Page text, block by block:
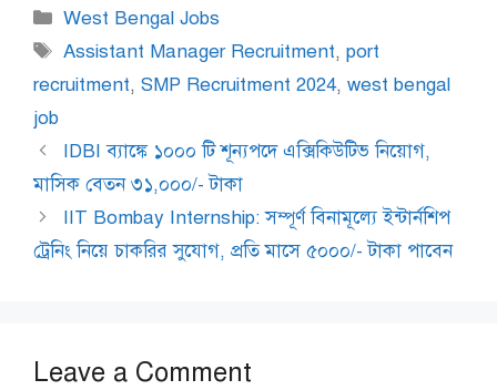
Categories
West Bengal Jobs
Tags
Assistant Manager Recruitment,port
recruitment, SMP Recruitment 2024, west bengal
job
IDBI ব্যাঙ্কে ১০০০ টি শূন্যপদে এক্সিকিউটিভ নিয়োগ,
মাসিক বেতন ৩১,০০০/- টাকা
IIT Bombay Internship: সম্পূর্ণ বিনামূল্যে ইন্টার্নশিপ
ট্রেনিং নিয়ে চাকরির সুযোগ, প্রতি মাসে ৫০০০/- টাকা পাবেন
Leave a Comment